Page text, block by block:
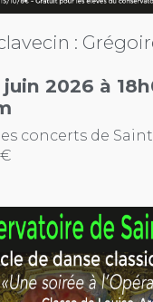
:
juin 2026 à
concerts de